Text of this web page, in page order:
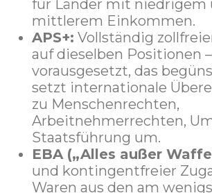
für Länder mit niedrigem
mittlerem Einkommen.
APS+: Vollständig
auf dieselben Positionen –
vorausgesetzt, das
setzt internationale
zu Menschenrechten,
Arbeitnehmerrechten,
Staatsführung um.
EBA („Alles außer
und kontingentfreier
Waren aus den am